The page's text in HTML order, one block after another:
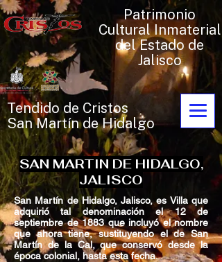
Patrimonio
Cultural Inmaterial
del Estado de
Jalisco
Tendido de Cristos
San Martín de Hidalgo
SAN MARTIN DE HIDALGO,
JALISCO
San Martín de Hidalgo, Jalisco, es Villa que
adquirió tal denominación el 12 de
septiembre de 1883 que incluyó el nombre
que ahora tiene, sustituyendo el de San
Martín de la Cal, que conservó desde la
época colonial, hasta esta fecha.